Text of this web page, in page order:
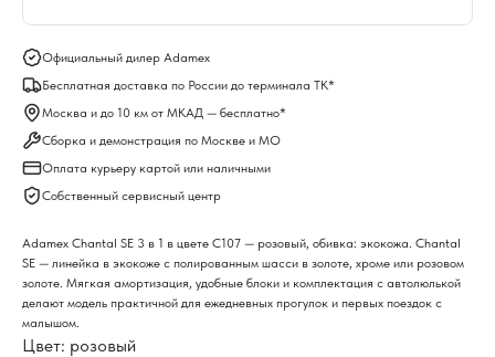
Официальный дилер Adamex
Бесплатная доставка по России до терминала ТК*
Москва и до 10 км от МКАД — бесплатно*
Сборка и демонстрация по Москве и МО
Оплата курьеру картой или наличными
Собственный сервисный центр
Adamex Chantal SE 3 в 1 в цвете C107 — розовый, обивка: экокожа. Chantal
SE — линейка в экокоже с полированным шасси в золоте, хроме или розовом
золоте. Мягкая амортизация, удобные блоки и комплектация с автолюлькой
делают модель практичной для ежедневных прогулок и первых поездок с
малышом.
Цвет: розовый